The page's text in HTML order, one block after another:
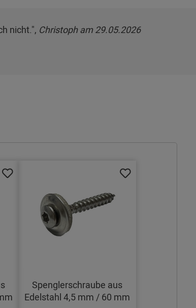
nicht.", Christoph am 29.05.2026
Spenglerschraube aus
Edelstahl 4,5 mm / 60 mm